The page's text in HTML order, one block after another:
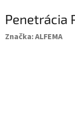
Penetrácia
Značka:ALFEMA